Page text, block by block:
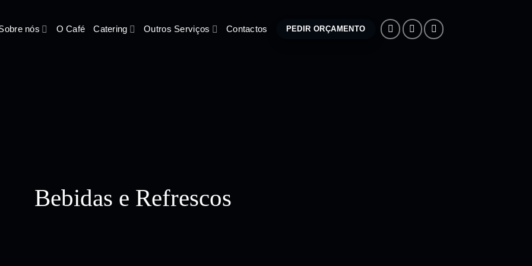
nós O Café Catering Outros Serviços Contactos PEDIR ORÇAMENTO
Bebidas e Refrescos